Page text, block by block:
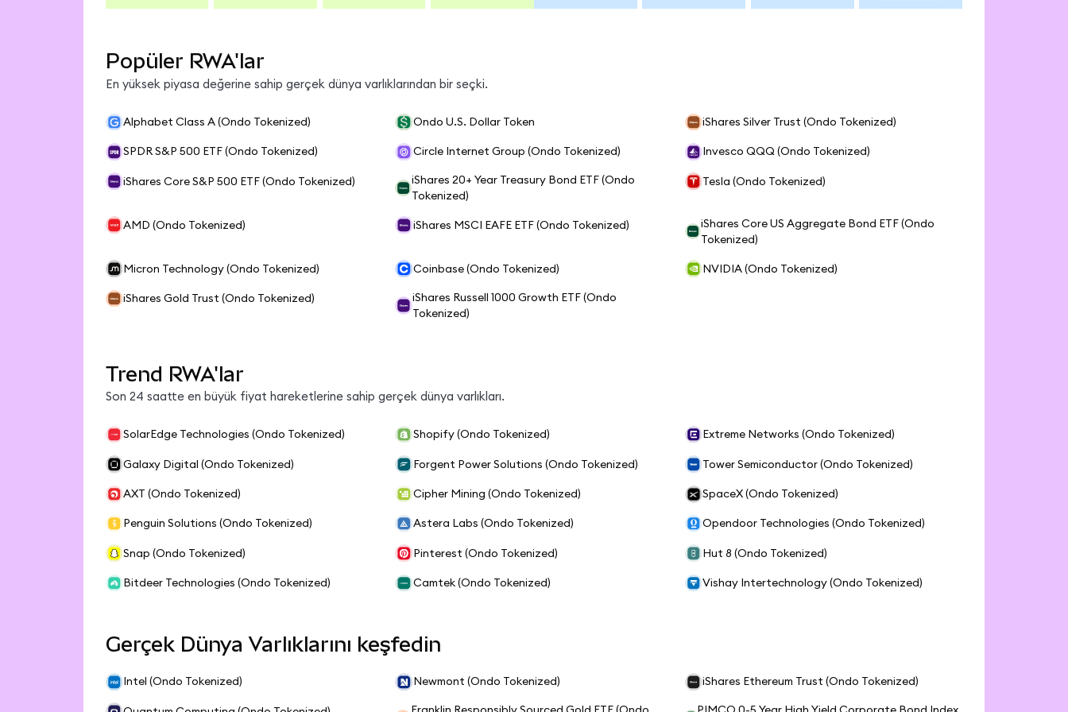
Popüler RWA'lar
En yüksek piyasa değerine sahip gerçek dünya varlıklarından bir seçki.
Alphabet Class A (Ondo Tokenized) Ondo U.S. Dollar Token iShares Silver Trust (Ondo Tokenized)
SPDR S&P 500 ETF (Ondo Tokenized) Circle Internet Group (Ondo Tokenized) Invesco QQQ (Ondo Tokenized)
iShares Core S&P 500 ETF (Ondo Tokenized)
iShares 20+ Year Treasury Bond ETF (Ondo
Tokenized)
Tesla (Ondo Tokenized)
AMD (Ondo Tokenized) iShares MSCI EAFE ETF (Ondo Tokenized)
iShares Core US Aggregate Bond ETF (Ondo
Tokenized)
Micron Technology (Ondo Tokenized) Coinbase (Ondo Tokenized) NVIDIA (Ondo Tokenized)
iShares Gold Trust (Ondo Tokenized)
iShares Russell 1000 Growth ETF (Ondo
Tokenized)
Trend RWA'lar
Son 24 saatte en büyük fiyat hareketlerine sahip gerçek dünya varlıkları.
SolarEdge Technologies (Ondo Tokenized) Shopify (Ondo Tokenized) Extreme Networks (Ondo Tokenized)
Galaxy Digital (Ondo Tokenized) Forgent Power Solutions (Ondo Tokenized) Tower Semiconductor (Ondo Tokenized)
AXT (Ondo Tokenized) Cipher Mining (Ondo Tokenized) SpaceX (Ondo Tokenized)
Penguin Solutions (Ondo Tokenized) Astera Labs (Ondo Tokenized) Opendoor Technologies (Ondo Tokenized)
Snap (Ondo Tokenized) Pinterest (Ondo Tokenized) Hut 8 (Ondo Tokenized)
Bitdeer Technologies (Ondo Tokenized) Camtek (Ondo Tokenized) Vishay Intertechnology (Ondo Tokenized)
Gerçek Dünya Varlıklarını keşfedin
Intel (Ondo Tokenized) Newmont (Ondo Tokenized) iShares Ethereum Trust (Ondo Tokenized)